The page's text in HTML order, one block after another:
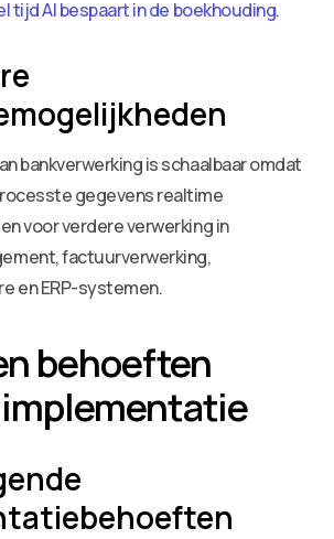
tijd AI bespaart in de boekhouding.
bankverwerking is schaalbaar omdat
gegevens realtime
voor verdere verwerking in
factuurverwerking,
en ERP-systemen.
behoeften